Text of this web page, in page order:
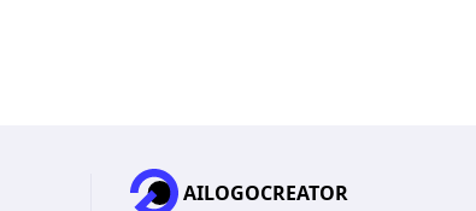
AILOGOCREATOR